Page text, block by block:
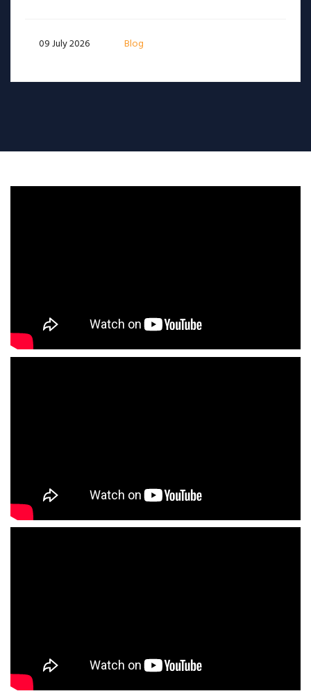
09 July 2026 Blog